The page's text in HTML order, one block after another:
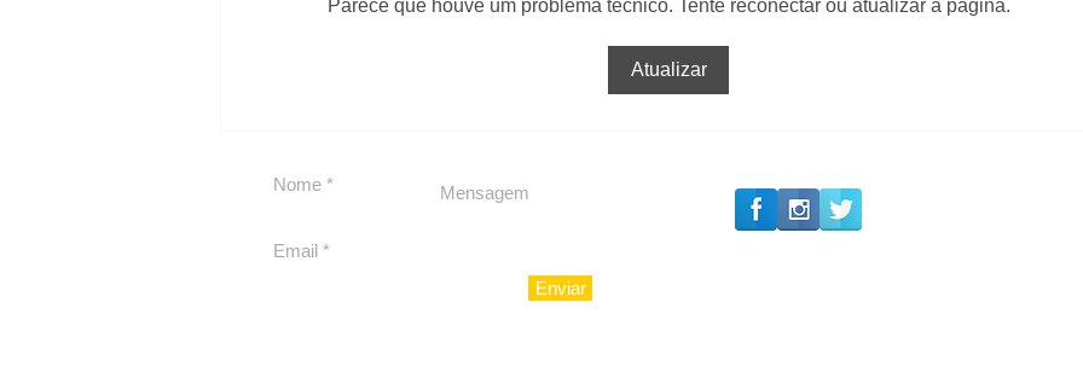
Private Concierge da
Caju
Parece que houve um problema técnico. Tente reconectar ou atualizar a página.
Atualizar
Enviar